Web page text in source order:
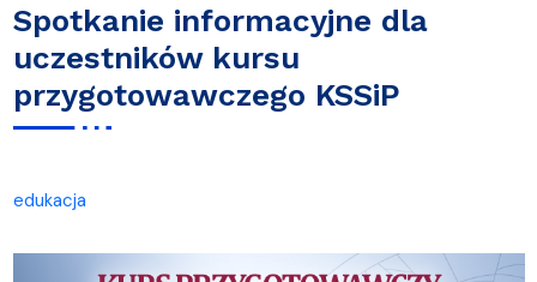
Spotkanie informacyjne dla
uczestników kursu
przygotowawczego KSSiP
edukacja